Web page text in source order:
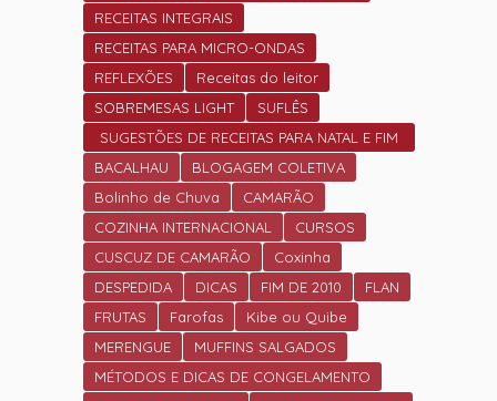
RECEITAS INTEGRAIS
RECEITAS PARA MICRO-ONDAS
REFLEXÕES
Receitas do leitor
SOBREMESAS LIGHT
SUFLÊS
SUGESTÕES DE RECEITAS PARA NATAL E FIM
DE ANO.
BACALHAU
BLOGAGEM COLETIVA
Bolinho de Chuva
CAMARÃO
COZINHA INTERNACIONAL
CURSOS
CUSCUZ DE CAMARÃO
Coxinha
DESPEDIDA
DICAS FIM DE 2010
FLAN
FRUTAS
Farofas
Kibe ou Quibe
MERENGUE
MUFFINS SALGADOS
MÉTODOS E DICAS DE CONGELAMENTO